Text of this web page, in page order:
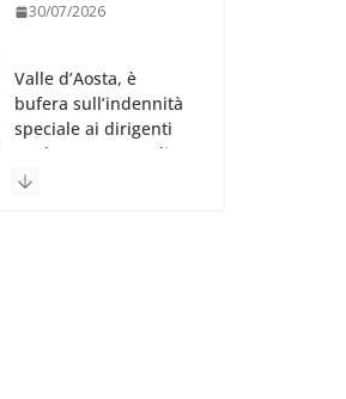
30/07/2026
Valle d’Aosta, è
bufera sull’indennità
speciale ai dirigenti
Ausl. Le proteste di
minoranza e